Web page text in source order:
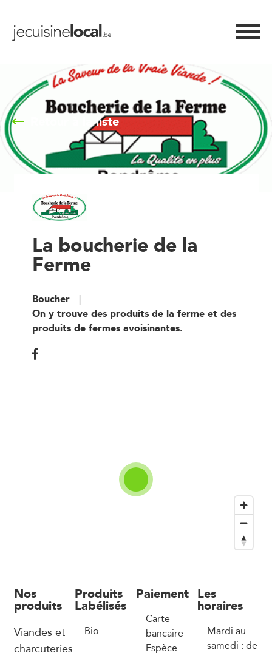
Retour à la liste
La boucherie de la
Ferme
Boucher
On y trouve des produits de la ferme et des
produits de fermes avoisinantes.
Nos
produits
Viandes et
charcuteries
Produits
Labélisés
Bio
Paiement
Carte
bancaire
Espèce
Les
horaires
Mardi au
samedi : de